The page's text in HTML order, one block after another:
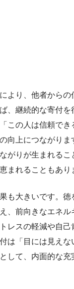
より、他者から
、継続的な寄付を
この人は信頼でき
向上につながり
がりが生まれるこ
まれることもあり
も大きいです。徳
、前向きなエネル
レスの軽減や自己
は「目には見えな
して、内面的な充